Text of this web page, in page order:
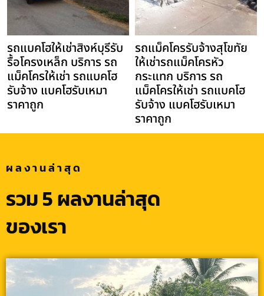
รถแบคโฮให้เช่าสิงห์บุรีรับ
รื้อโครงเหล็ก บริการ รถ
แม็คโครให้เช่า รถแบคโฮ
รับจ้าง แบคโฮรับเหมา
ราคาถูก
รถแม็คโครรับจ้างสุโขทัย
ให้เช่ารถแม็คโครหัว
กระแทก บริการ รถ
แม็คโครให้เช่า รถแบคโฮ
รับจ้าง แบคโฮรับเหมา
ราคาถูก
ผลงานล่าสุด
รวม 5 ผลงานล่าสุด
ของเรา